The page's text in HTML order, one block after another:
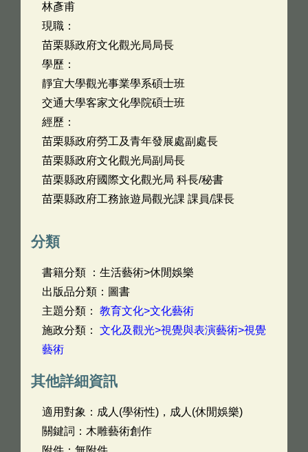
林彥甫
現職：
苗栗縣政府文化觀光局局長
學歷：
靜宜大學觀光事業學系碩士班
交通大學客家文化學院碩士班
經歷：
苗栗縣政府勞工及青年發展處副處長
苗栗縣政府文化觀光局副局長
苗栗縣政府國際文化觀光局 科長/秘書
苗栗縣政府工務旅遊局觀光課 課員/課長
分類
書籍分類 ：生活藝術>休閒娛樂
出版品分類：圖書
主題分類： 教育文化>文化藝術
施政分類： 文化及觀光>視覺與表演藝術>視覺
藝術
其他詳細資訊
適用對象：成人(學術性)，成人(休閒娛樂)
關鍵詞：木雕藝術創作